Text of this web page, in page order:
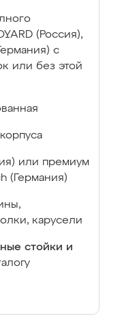
(Россия),
с
или без этой
или премиум
(Германия)
карусели
стойки и